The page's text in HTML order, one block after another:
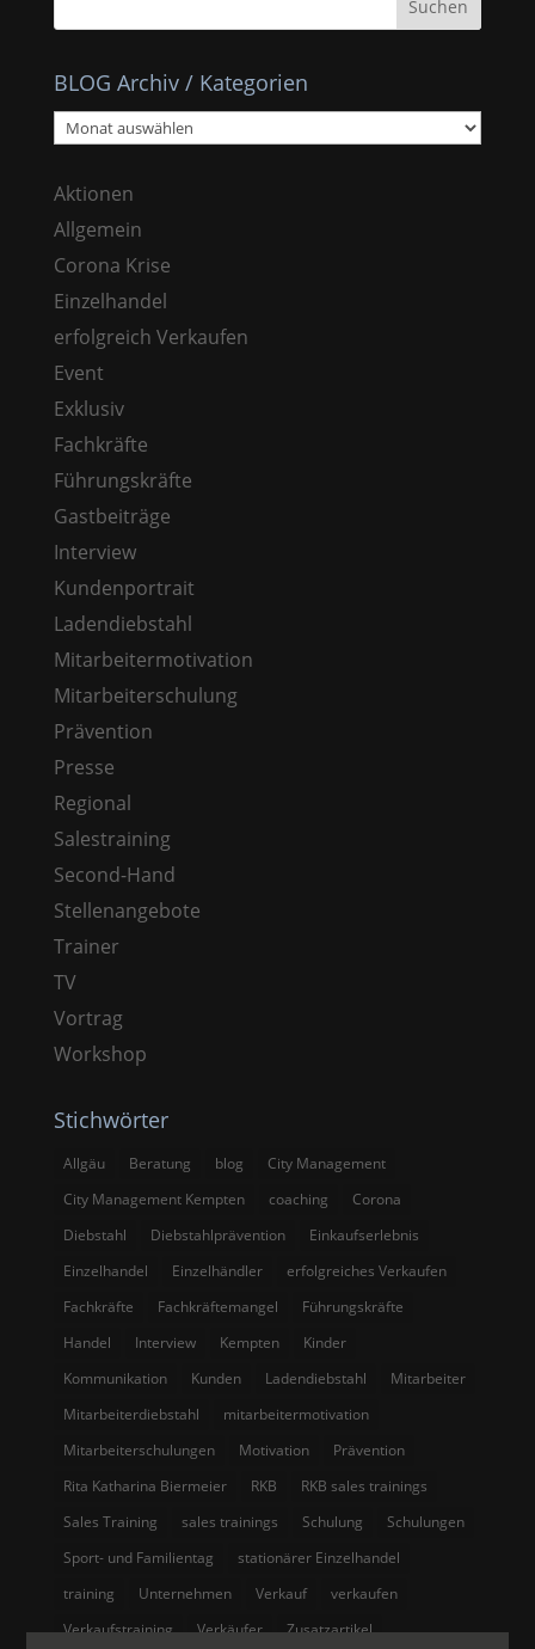
BLOG Archiv / Kategorien
BLOG
Archiv
Kategorien
Aktionen
Allgemein
Corona Krise
Einzelhandel
erfolgreich Verkaufen
Event
Exklusiv
Fachkräfte
Führungskräfte
Gastbeiträge
Interview
Kundenportrait
Ladendiebstahl
Mitarbeitermotivation
Mitarbeiterschulung
Prävention
Presse
Regional
Salestraining
Second-Hand
Stellenangebote
Trainer
TV
Vortrag
Workshop
Stichwörter
Allgäu Beratung blog
City Management
City Management Kempten
coaching
Corona
Diebstahl
Diebstahlprävention
Einkaufserlebnis
Einzelhandel
Einzelhändler
erfolgreiches Verkaufen
Fachkräfte
Fachkräftemangel
Führungskräfte
Handel
Interview Kempten
Kinder
Kommunikation
Kunden Ladendiebstahl
Mitarbeiter
Mitarbeiterdiebstahl
mitarbeitermotivation
Mitarbeiterschulungen
Motivation
Prävention
Rita Katharina Biermeier
RKB
RKB sales trainings
Sales Training
sales trainings Schulung
Schulungen
Sport- und Familientag
stationärer Einzelhandel
training
Unternehmen Verkauf
verkaufen
Verkaufstraining
Verkäufer Zusatzartikel